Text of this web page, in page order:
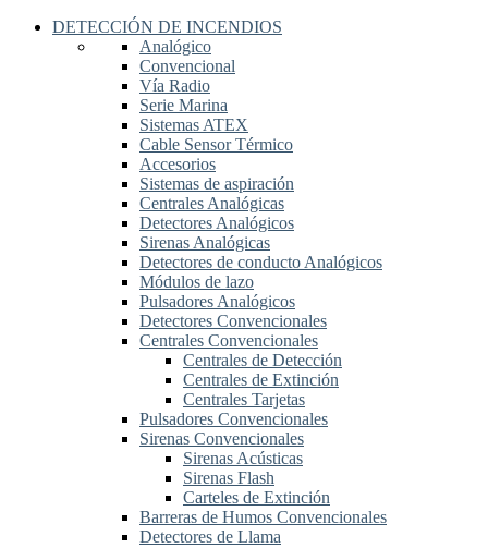
DETECCIÓN DE INCENDIOS
Analógico
Convencional
Vía Radio
Serie Marina
Sistemas ATEX
Cable Sensor Térmico
Accesorios
Sistemas de aspiración
Centrales Analógicas
Detectores Analógicos
Sirenas Analógicas
Detectores de conducto Analógicos
Módulos de lazo
Pulsadores Analógicos
Detectores Convencionales
Centrales Convencionales
Centrales de Detección
Centrales de Extinción
Centrales Tarjetas
Pulsadores Convencionales
Sirenas Convencionales
Sirenas Acústicas
Sirenas Flash
Carteles de Extinción
Barreras de Humos Convencionales
Detectores de Llama